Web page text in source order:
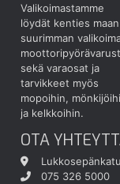
Valikoimastamme
löydät kenties maan
suurimman
sekä varaosat ja
tarvikkeet myös
mopoihin,
ja kelkkoihin.
OTA
075 326 5000